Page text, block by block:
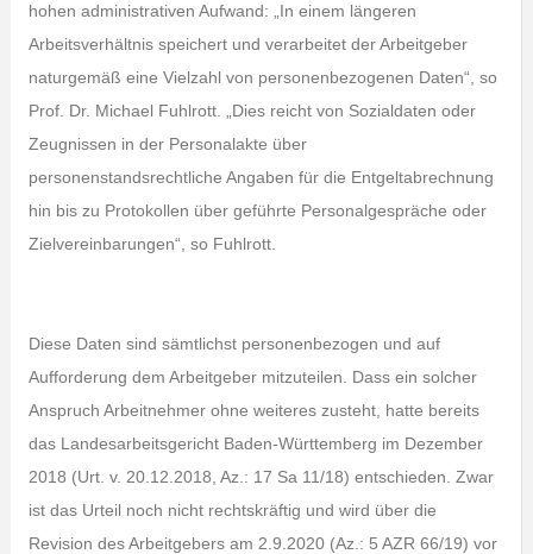
hohen administrativen Aufwand: „In einem längeren
Arbeitsverhältnis speichert und verarbeitet der Arbeitgeber
naturgemäß eine Vielzahl von personenbezogenen Daten“, so
Prof. Dr. Michael Fuhlrott. „Dies reicht von Sozialdaten oder
Zeugnissen in der Personalakte über
personenstandsrechtliche Angaben für die Entgeltabrechnung
hin bis zu Protokollen über geführte Personalgespräche oder
Zielvereinbarungen“, so Fuhlrott.
Diese Daten sind sämtlichst personenbezogen und auf
Aufforderung dem Arbeitgeber mitzuteilen. Dass ein solcher
Anspruch Arbeitnehmer ohne weiteres zusteht, hatte bereits
das Landesarbeitsgericht Baden-Württemberg im Dezember
2018 (Urt. v. 20.12.2018, Az.: 17 Sa 11/18) entschieden. Zwar
ist das Urteil noch nicht rechtskräftig und wird über die
Revision des Arbeitgebers am 2.9.2020 (Az.: 5 AZR 66/19) vor